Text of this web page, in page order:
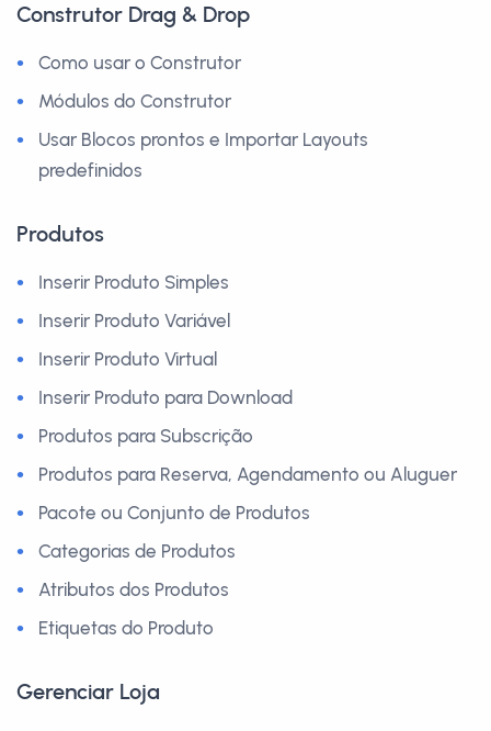
Construtor Drag & Drop
Como usar o Construtor
Módulos do Construtor
Usar Blocos prontos e Importar Layouts
predefinidos
Produtos
Inserir Produto Simples
Inserir Produto Variável
Inserir Produto Virtual
Inserir Produto para Download
Produtos para Subscrição
Produtos para Reserva, Agendamento ou Aluguer
Pacote ou Conjunto de Produtos
Categorias de Produtos
Atributos dos Produtos
Etiquetas do Produto
Gerenciar Loja